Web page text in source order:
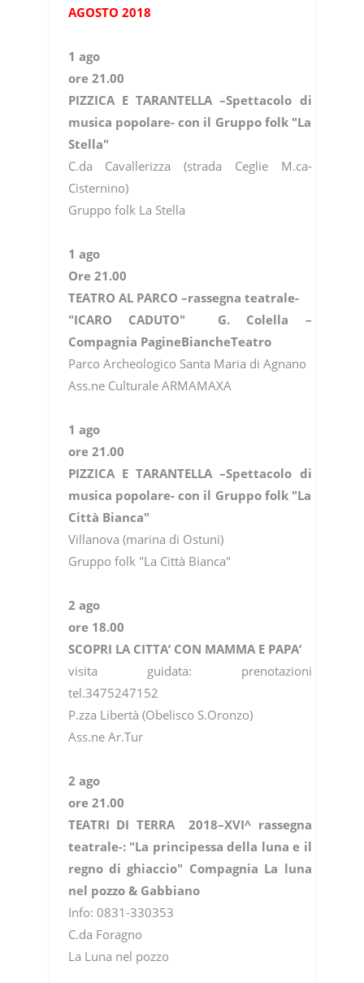
AGOSTO 2018
1 ago
ore 21.00
PIZZICA E TARANTELLA –Spettacolo di
musica popolare- con il Gruppo folk "La
Stella"
C.da Cavallerizza (strada Ceglie M.ca-
Cisternino)
Gruppo folk La Stella
1 ago
Ore 21.00
TEATRO AL PARCO –rassegna teatrale-
"ICARO CADUTO" G. Colella –
Compagnia PagineBiancheTeatro
Parco Archeologico Santa Maria di Agnano
Ass.ne Culturale ARMAMAXA
1 ago
ore 21.00
PIZZICA E TARANTELLA –Spettacolo di
musica popolare- con il Gruppo folk "La
Città Bianca"
Villanova (marina di Ostuni)
Gruppo folk "La Città Bianca"
2 ago
ore 18.00
SCOPRI LA CITTA’ CON MAMMA E PAPA’
visita guidata: prenotazioni
tel.3475247152
P.zza Libertà (Obelisco S.Oronzo)
Ass.ne Ar.Tur
2 ago
ore 21.00
TEATRI DI TERRA 2018–XVI^ rassegna
teatrale-: "La principessa della luna e il
regno di ghiaccio" Compagnia La luna
nel pozzo & Gabbiano
Info: 0831-330353
C.da Foragno
La Luna nel pozzo